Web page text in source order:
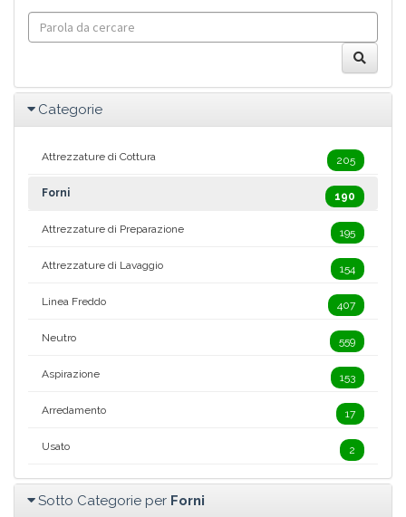
Categorie
Attrezzature di Cottura 205
Forni 190
Attrezzature di Preparazione 195
Attrezzature di Lavaggio 154
Linea Freddo 407
Neutro 559
Aspirazione 153
Arredamento 17
Usato 2
Sotto Categorie per Forni